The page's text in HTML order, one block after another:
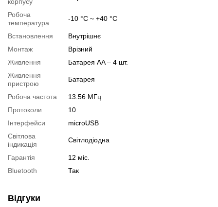
корпусу
Робоча
температура
-10 °C ~ +40 °C
Встановлення
Внутрішнє
Монтаж
Врізний
Живлення
Батарея AA – 4 шт.
Живлення
пристрою
Батарея
Робоча частота
13.56 МГц
Протоколи
10
Інтерфейси
microUSB
Світлова
індикація
Світлодіодна
Гарантія
12 міс.
Bluetooth
Так
Відгуки